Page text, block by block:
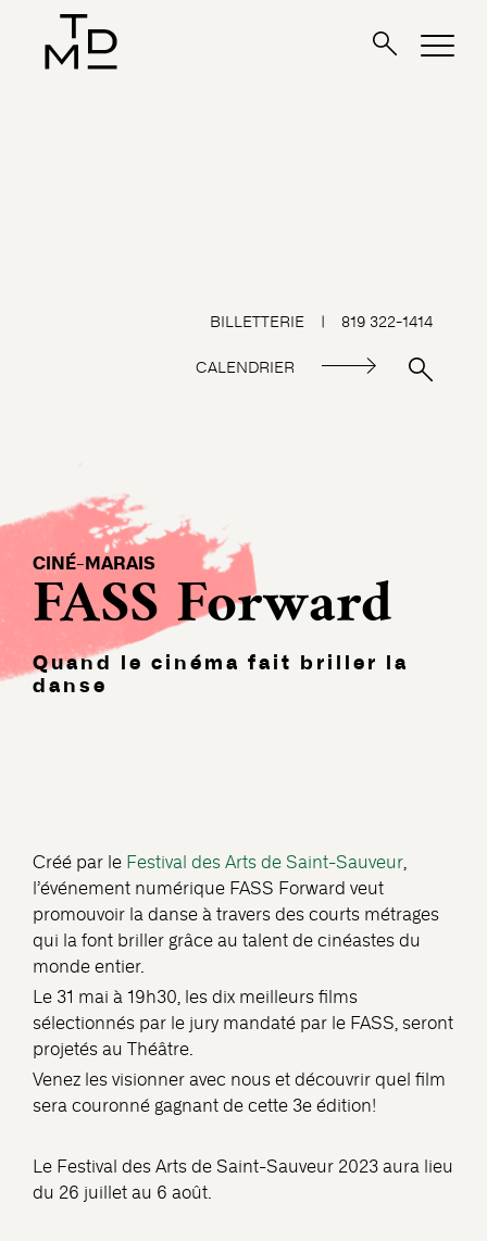
BILLETTERIE | 819 322-1414
CALENDRIER
CINÉ-MARAIS
FASS Forward
Quand le cinéma fait briller la
danse
Créé par le Festival des Arts de Saint-Sauveur,
l’événement numérique FASS Forward veut
promouvoir la danse à travers des courts métrages
qui la font briller grâce au talent de cinéastes du
monde entier.
Le 31 mai à 19h30, les dix meilleurs films
sélectionnés par le jury mandaté par le FASS, seront
projetés au Théâtre.
Venez les visionner avec nous et découvrir quel film
sera couronné gagnant de cette 3e édition!
Le Festival des Arts de Saint-Sauveur 2023 aura lieu
du 26 juillet au 6 août.